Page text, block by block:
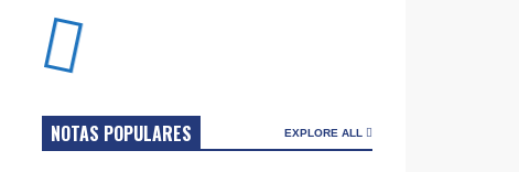
NOTAS POPULARES EXPLORE ALL